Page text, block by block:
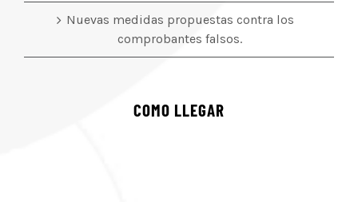
Nuevas medidas propuestas contra los
comprobantes falsos.
COMO LLEGAR